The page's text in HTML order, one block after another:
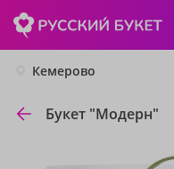
Кемерово
Букет "Модерн"